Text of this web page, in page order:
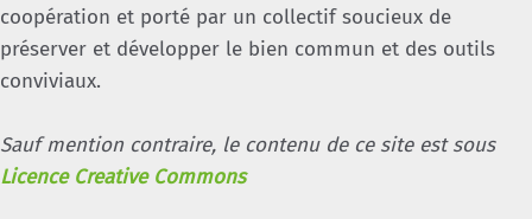
coopération et porté par un collectif soucieux de
préserver et développer le bien commun et des outils
conviviaux.
Sauf mention contraire, le contenu de ce site est sous
Licence Creative Commons